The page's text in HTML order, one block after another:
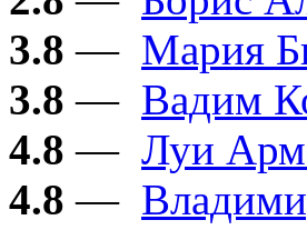
3.8 — Мария
3.8 — Вадим
4.8 — Луи
4.8 —